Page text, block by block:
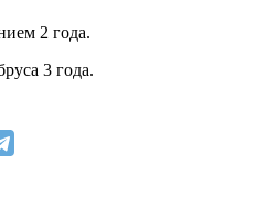
2 года.
3 года.